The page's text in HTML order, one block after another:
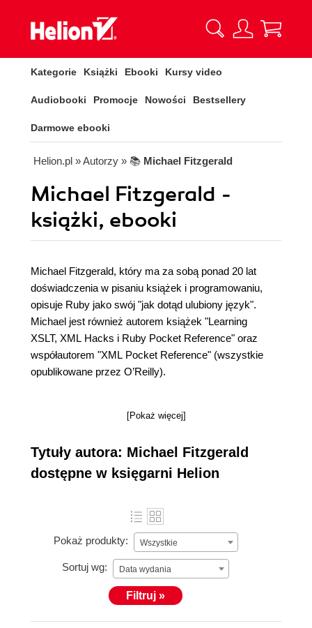
Kategorie Książki Ebooki Kursy video
Audiobooki Promocje Nowości Bestsellery
Darmowe ebooki
Helion.pl » Autorzy » 📚 Michael Fitzgerald
Michael Fitzgerald -
książki, ebooki
Michael Fitzgerald, który ma za sobą ponad 20 lat
doświadczenia w pisaniu książek i programowaniu,
opisuje Ruby jako swój "jak dotąd ulubiony język".
Michael jest również autorem książek "Learning
XSLT, XML Hacks i Ruby Pocket Reference" oraz
współautorem "XML Pocket Reference" (wszystkie
opublikowane przez O’Reilly).
[Pokaż więcej]
Tytuły autora: Michael Fitzgerald
dostępne w księgarni Helion
Pokaż produkty: Wszystkie
Sortuj wg: Data wydania
Filtruj »